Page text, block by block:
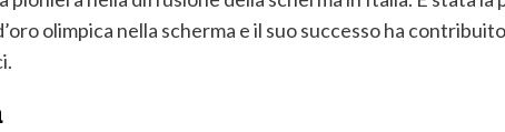
olimpica nella scherma e il suo successo ha